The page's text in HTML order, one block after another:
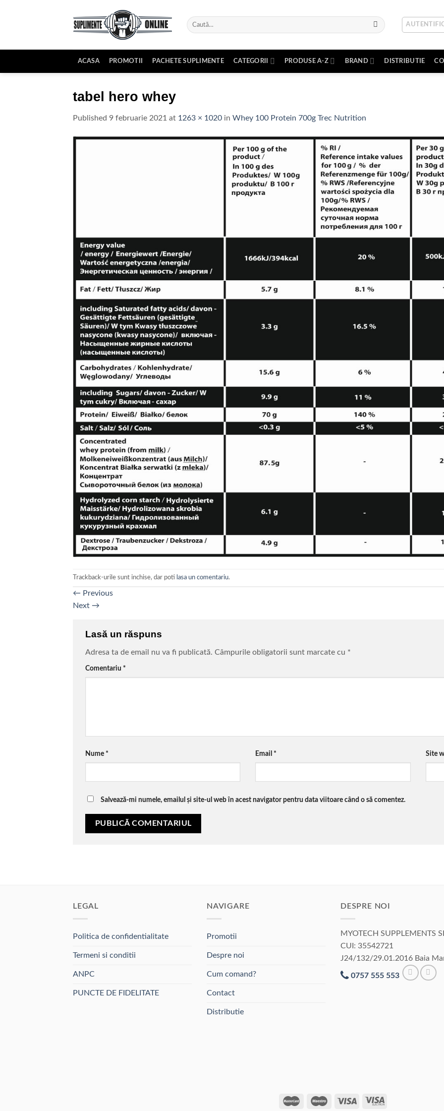
Caută
după:
ACASA PROMOTII PACHETE SUPLIMENTE CATEGORII PRODUSE A-Z BRAND DISTRIBUTIE
tabel hero whey
Published 9 februarie 2021 at 1263 × 1020 in Whey 100 Protein 700g Trec Nutrition
Trackback-urile sunt inchise, dar poti lasa un comentariu.
← Previous
Next →
Lasă un răspuns
Adresa ta de email nu va fi publicată. Câmpurile obligatorii sunt marcate cu *
Comentariu *
Nume * Email * Site
Salvează-mi numele, emailul și site-ul web în acest navigator pentru data viitoare când o să comentez.
LEGAL
Politica de confidentialitate
Termeni si conditii
ANPC
PUNCTE DE FIDELITATE
NAVIGARE
Promotii
Despre noi
Cum comand?
Contact
Distributie
DESPRE NOI
MYOTECH SUPPLEMENTS
CUI: 35542721
J24/132/29.01.2016 Baia
0757 555 553